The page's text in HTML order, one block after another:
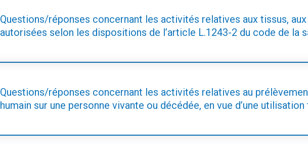
Questions/réponses concernant les activités relatives aux tissus,
autorisées selon les dispositions de l’article L.1243-2 du code de la
Questions/réponses concernant les activités relatives au
humain sur une personne vivante ou décédée, en vue d’une